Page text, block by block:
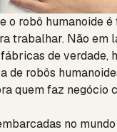
o robô humanoide
trabalhar. Não em
de verdade,
de robôs
quem faz negócio
no